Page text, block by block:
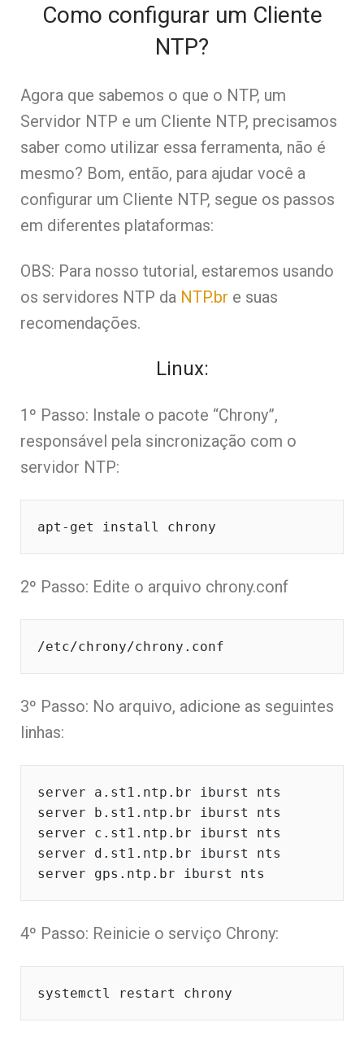
Como configurar um Cliente
NTP?
Agora que sabemos o que o NTP, um
Servidor NTP e um Cliente NTP, precisamos
saber como utilizar essa ferramenta, não é
mesmo? Bom, então, para ajudar você a
configurar um Cliente NTP, segue os passos
em diferentes plataformas:
OBS: Para nosso tutorial, estaremos usando
os servidores NTP da NTP.br e suas
recomendações.
Linux:
1º Passo: Instale o pacote “Chrony”,
responsável pela sincronização com o
servidor NTP:
apt-get install chrony
2º Passo: Edite o arquivo chrony.conf
/etc/chrony/chrony.conf
3º Passo: No arquivo, adicione as seguintes
linhas:
server a.st1.ntp.br iburst nts
server b.st1.ntp.br iburst nts
server c.st1.ntp.br iburst nts
server d.st1.ntp.br iburst nts
server gps.ntp.br iburst nts
4º Passo: Reinicie o serviço Chrony:
systemctl restart chrony